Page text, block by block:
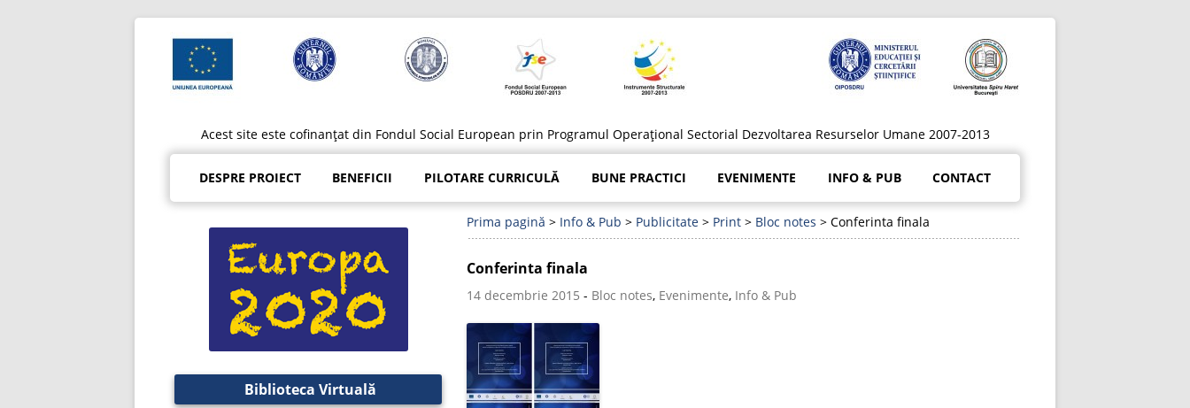
Acest site este cofinanțat din Fondul Social European prin Programul Operațional Sectorial Dezvoltarea Resurselor Umane 2007-2013
Sari
la
conținut
DESPRE PROIECT BENEFICII PILOTARE CURRICULĂ BUNE PRACTICI EVENIMENTE INFO & PUB CONTACT
Prima pagină > Info & Pub > Publicitate > Print > Bloc notes >Conferinta finala
Conferinta finala
14 decembrie 2015 - Bloc notes, Evenimente, Info & Pub
Biblioteca Virtuală